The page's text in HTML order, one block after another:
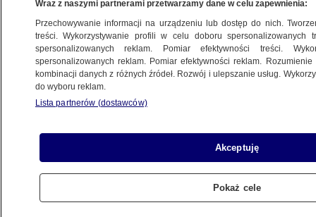
Wraz z naszymi partnerami przetwarzamy dane w celu zapewnienia:
Przechowywanie informacji na urządzeniu lub dostęp do nich.
treści. Wykorzystywanie profili w celu doboru spersonalizowanych
spersonalizowanych reklam. Pomiar efektywności treści.
spersonalizowanych reklam. Pomiar efektywności reklam.
kombinacji danych z różnych źródeł. Rozwój i ulepszanie usług.
do wyboru reklam.
Lista partnerów (dostawców)
Akceptuję
Pokaż cele